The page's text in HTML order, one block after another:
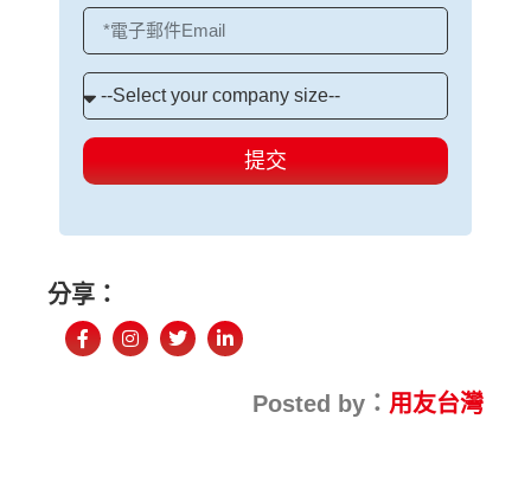
提交
分享：
Posted by： 用友台灣